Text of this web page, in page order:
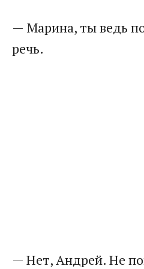
— Марина, ты ведь
речь.
— Нет, Андрей. Не